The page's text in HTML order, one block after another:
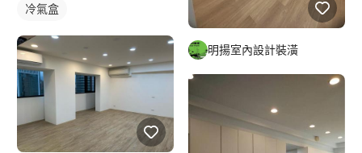
冷氣盒
明揚室內設計裝潢